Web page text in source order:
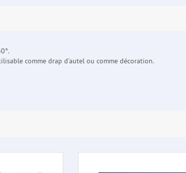
comme drap d'autel ou comme décoration.